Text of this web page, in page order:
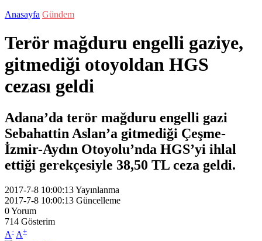
Anasayfa Gündem
Terör mağduru engelli gaziye,
gitmediği otoyoldan HGS
cezası geldi
Adana’da terör mağduru engelli gazi
Sebahattin Aslan’a gitmediği Çeşme-
İzmir-Aydın Otoyolu’nda HGS’yi ihlal
ettiği gerekçesiyle 38,50 TL ceza geldi.
2017-7-8 10:00:13Yayınlanma
2017-7-8 10:00:13 Güncelleme
0Yorum
714 Gösterim
A- A+